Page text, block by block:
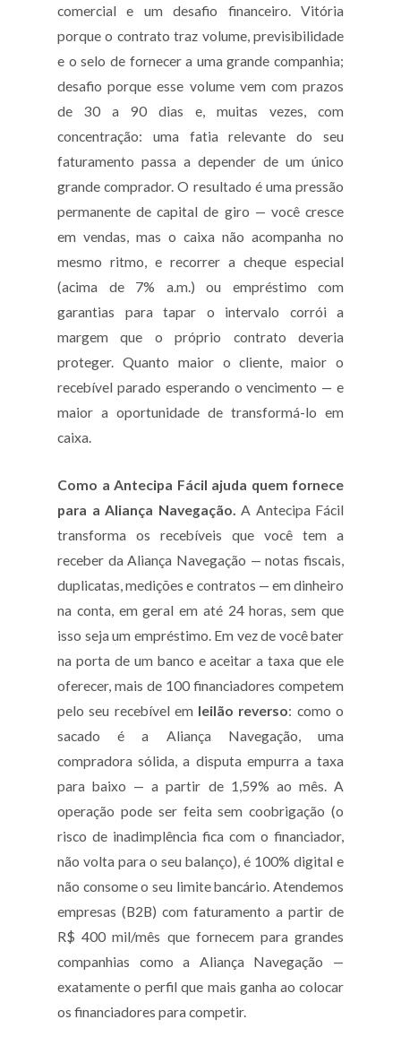
comercial e um desafio financeiro. Vitória
porque o contrato traz volume, previsibilidade
e o selo de fornecer a uma grande companhia;
desafio porque esse volume vem com prazos
de 30 a 90 dias e, muitas vezes, com
concentração: uma fatia relevante do seu
faturamento passa a depender de um único
grande comprador. O resultado é uma pressão
permanente de capital de giro — você cresce
em vendas, mas o caixa não acompanha no
mesmo ritmo, e recorrer a cheque especial
(acima de 7% a.m.) ou empréstimo com
garantias para tapar o intervalo corrói a
margem que o próprio contrato deveria
proteger. Quanto maior o cliente, maior o
recebível parado esperando o vencimento — e
maior a oportunidade de transformá-lo em
caixa.
Como a Antecipa Fácil ajuda quem fornece
para a Aliança Navegação. A Antecipa Fácil
transforma os recebíveis que você tem a
receber da Aliança Navegação — notas fiscais,
duplicatas, medições e contratos — em dinheiro
na conta, em geral em até 24 horas, sem que
isso seja um empréstimo. Em vez de você bater
na porta de um banco e aceitar a taxa que ele
oferecer, mais de 100 financiadores competem
pelo seu recebível em leilão reverso: como o
sacado é a Aliança Navegação, uma
compradora sólida, a disputa empurra a taxa
para baixo — a partir de 1,59% ao mês. A
operação pode ser feita sem coobrigação (o
risco de inadimplência fica com o financiador,
não volta para o seu balanço), é 100% digital e
não consome o seu limite bancário. Atendemos
empresas (B2B) com faturamento a partir de
R$ 400 mil/mês que fornecem para grandes
companhias como a Aliança Navegação —
exatamente o perfil que mais ganha ao colocar
os financiadores para competir.